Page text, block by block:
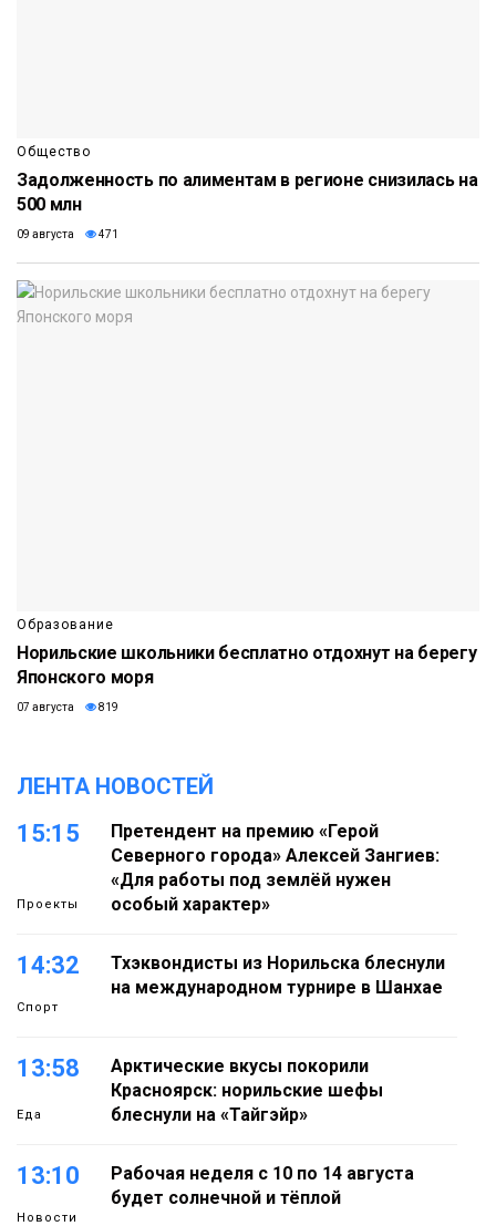
Общество
Задолженность по алиментам в регионе снизилась на
500 млн
09 августа 471
Образование
Норильские школьники бесплатно отдохнут на берегу
Японского моря
07 августа 819
ЛЕНТА НОВОСТЕЙ
15:15
Проекты
Претендент на премию «Герой
Северного города» Алексей Зангиев:
«Для работы под землёй нужен
особый характер»
14:32
Спорт
Тхэквондисты из Норильска блеснули
на международном турнире в Шанхае
13:58
Еда
Арктические вкусы покорили
Красноярск: норильские шефы
блеснули на «Тайгэйр»
13:10
Новости
Рабочая неделя с 10 по 14 августа
будет солнечной и тёплой